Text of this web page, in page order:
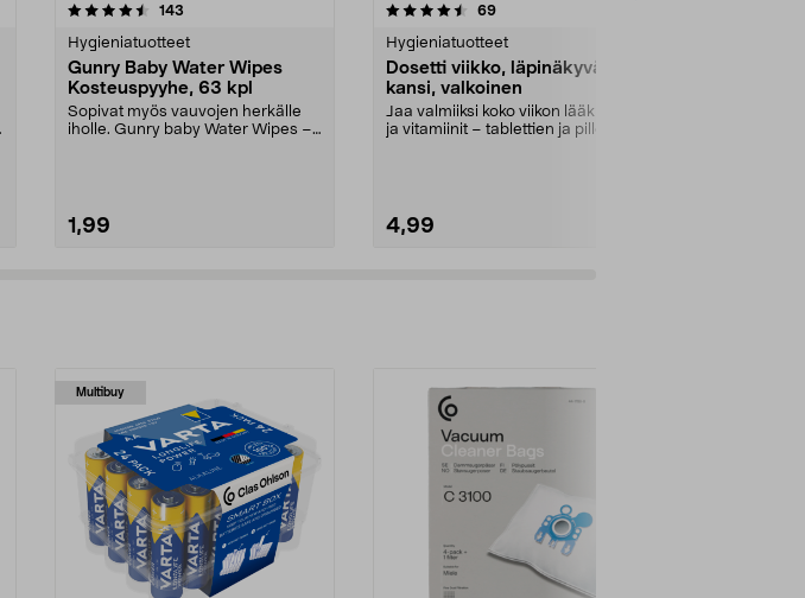
143
Hygieniatuotteet
Gunry Baby Water Wipes
Kosteuspyyhe, 63 kpl
Sopivat myös vauvojen herkälle
iholle. Gunry baby Water Wipes –
1,99
4.5 viidestä
69arvostelut
Hygieniatuotteet
Dosetti viikko, läpinäkyvä
kansi, valkoinen
Jaa valmiiksi koko viikon lääkkeet
ja vitamiinit – tablettien ja pillerien
4,99
4.5 viidestä
Multibuy